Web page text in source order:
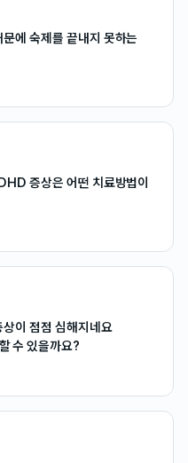
에 숙제를 끝내지 못하는
증상은 어떤 치료방법이
이 점점 심해지네요
수 있을까요?